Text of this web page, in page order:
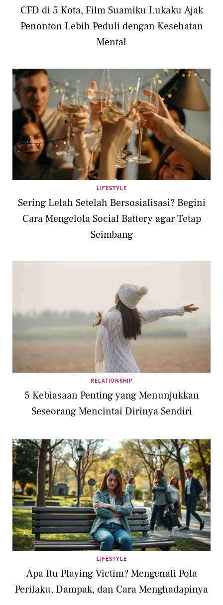
CFD di 5 Kota, Film Suamiku Lukaku Ajak
Penonton Lebih Peduli dengan Kesehatan
Mental
LIFESTYLE
Sering Lelah Setelah Bersosialisasi? Begini
Cara Mengelola Social Battery agar Tetap
Seimbang
RELATIONSHIP
5 Kebiasaan Penting yang Menunjukkan
Seseorang Mencintai Dirinya Sendiri
LIFESTYLE
Apa Itu Playing Victim? Mengenali Pola
Perilaku, Dampak, dan Cara Menghadapinya